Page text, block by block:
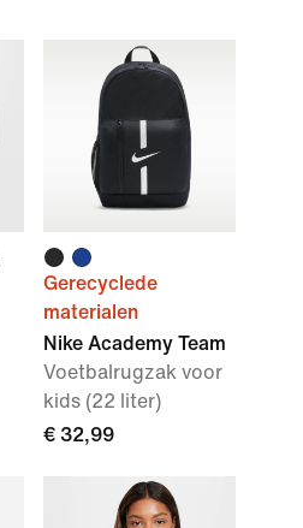
Gerecyclede
materialen
Nike Academy Team
Voetbalrugzak voor
kids (22 liter)
€ 32,99